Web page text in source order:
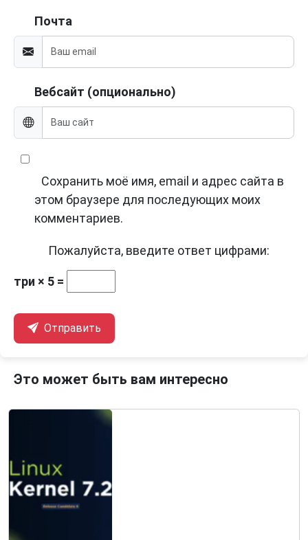
Почта
Вебсайт (опционально)
Сохранить моё имя, email и адрес сайта в
этом браузере для последующих моих
комментариев.
Пожалуйста, введите ответ цифрами:
три × 5 =
Отправить
Это может быть вам интересно